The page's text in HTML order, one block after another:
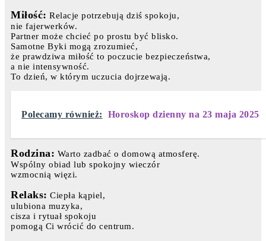
Miłość: Relacje potrzebują dziś spokoju,
nie fajerwerków.
Partner może chcieć po prostu być blisko.
Samotne Byki mogą zrozumieć,
że prawdziwa miłość to poczucie bezpieczeństwa,
a nie intensywność.
To dzień, w którym uczucia dojrzewają.
Polecamy również: Horoskop dzienny na 23 maja 2025
Rodzina: Warto zadbać o domową atmosferę.
Wspólny obiad lub spokojny wieczór
wzmocnią więzi.
Relaks: Ciepła kąpiel,
ulubiona muzyka,
cisza i rytuał spokoju
pomogą Ci wrócić do centrum.